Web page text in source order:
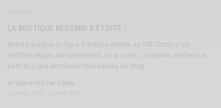
GOODIES
LA BOUTIQUE BECOMBI S’ÉTOFFE !
Notre boutique en ligne d’articles dédiés au VW Combi s’est
étoffée depuis son lancement, il y a un an. L’occasion de faire un
petit tour des dernières nouveautés du shop…
BY
SÉBASTIEN | BE COMBI